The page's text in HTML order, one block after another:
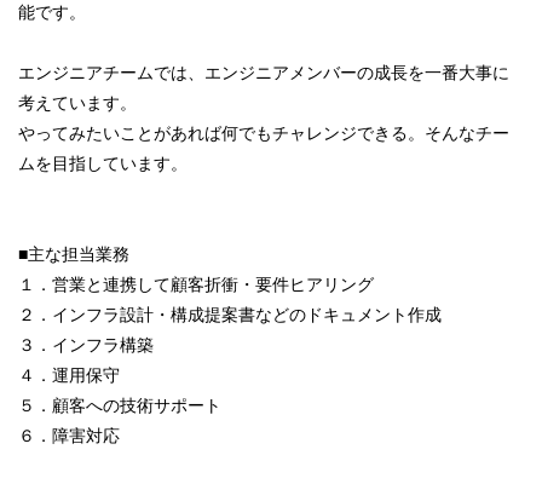
能です。
エンジニアチームでは、エンジニアメンバーの成長を一番大事に
考えています。
やってみたいことがあれば何でもチャレンジできる。そんなチー
ムを目指しています。
■主な担当業務
１．営業と連携して顧客折衝・要件ヒアリング
２．インフラ設計・構成提案書などのドキュメント作成
３．インフラ構築
４．運用保守
５．顧客への技術サポート
６．障害対応